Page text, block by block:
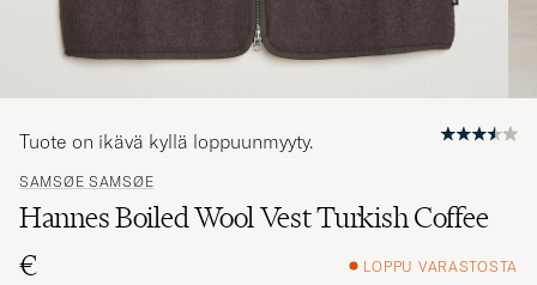
SAMSØE SAMSØE
Hannes Boiled Wool Vest Turkish Coffee
€
LOPPU VARASTOSTA
Tuote on ikävä kyllä loppuunmyyty.